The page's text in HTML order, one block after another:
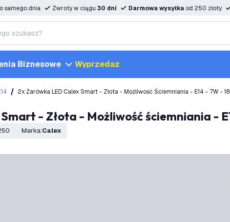
samego dnia Zwroty w ciągu 30 dni Darmowa wysyłka od 250 złoty
Biznesowe Wyprzedaz
2x Żarówka LED Calex Smart - Złota - Możliwość Ściemniania - E14 - 7W -
Smart - Złota - Możliwość ściemniania -
Marka: Calex